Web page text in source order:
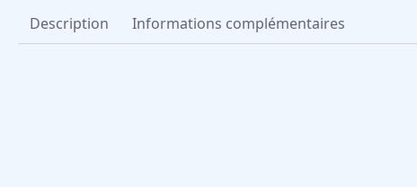
Description Informations complémentaires